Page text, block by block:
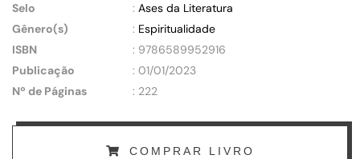
Selo : Ases da Literatura
Gênero(s)
: Espiritualidade
ISBN
: 9786589952916
Publicação
: 01/01/2023
Nº de Páginas
: 222
COMPRAR LIVRO